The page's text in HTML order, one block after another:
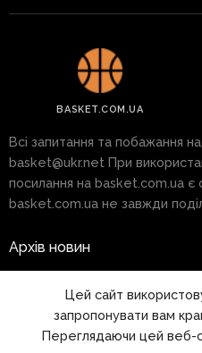
BASKET.COM.UA
Всі запитання та побажання
basket@ukr.netПри
посилання на basket.com.ua є
basket.com.ua не завжди
Архів новин
Правила
Цей сайт
запропонувати вам
Переглядаючи цей веб-